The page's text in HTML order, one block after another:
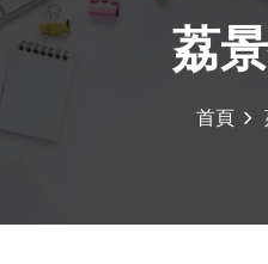
荔
首頁